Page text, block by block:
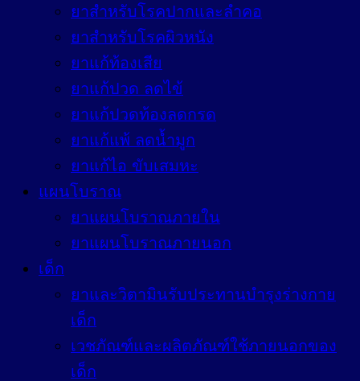
ยาสำหรับโรคปากและลำคอ
ยาสำหรับโรคผิวหนัง
ยาแก้ท้องเสีย
ยาแก้ปวด ลดไข้
ยาแก้ปวดท้องลดกรด
ยาแก้แพ้ ลดน้ำมูก
ยาแก้ไอ ขับเสมหะ
แผนโบราณ
ยาแผนโบราณภายใน
ยาแผนโบราณภายนอก
เด็ก
ยาและวิตามินรับประทานบำรุงร่างกาย
เด็ก
เวชภัณฑ์และผลิตภัณฑ์ใช้ภายนอกของ
เด็ก